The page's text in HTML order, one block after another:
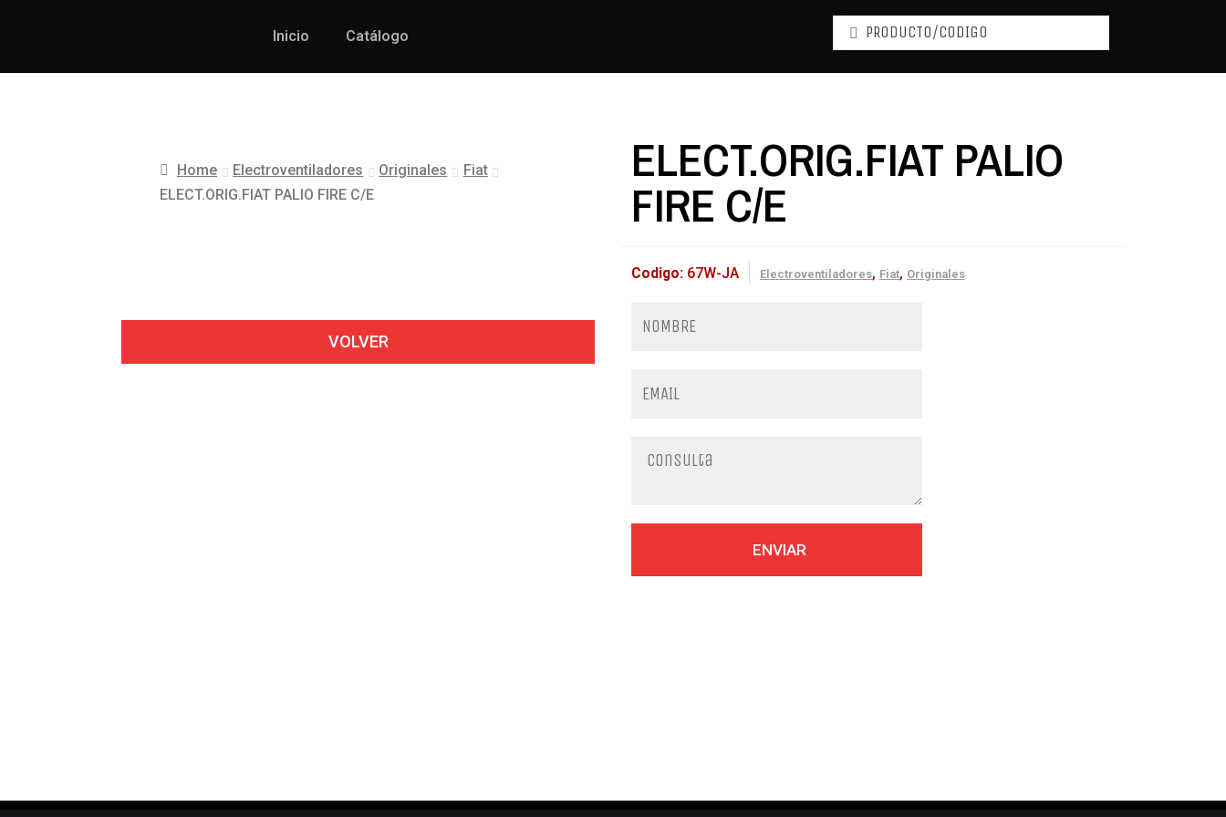
Inicio Catálogo
Home Electroventiladores Originales
Fiat
ELECT.ORIG.FIAT PALIO FIRE C/E
VOLVER
ELECT.ORIG.FIAT PALIO
FIRE C/E
Codigo: 67W-JA Electroventiladores, Fiat, Originales